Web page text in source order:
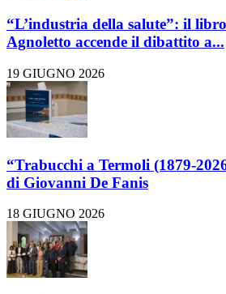
“L’industria della salute”: il
Agnoletto accende il dibattito a...
19 GIUGNO 2026
“Trabucchi a Termoli (1879-
di Giovanni De Fanis
18 GIUGNO 2026